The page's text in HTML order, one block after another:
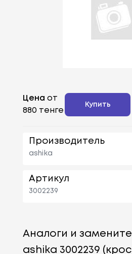
Цена от
880 тенге
Купить
Производитель
ashika
Артикул
3002239
Аналоги и
ashika 3002239